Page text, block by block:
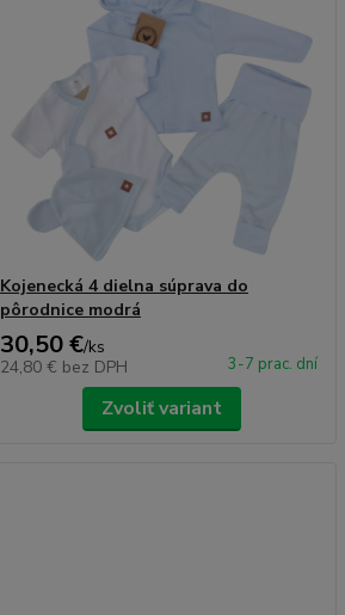
Kojenecká 4 dielna súprava do
pôrodnice modrá
30,50 €/ks
24,80 € bez DPH 3-7 prac. dní
Zvoliť variant